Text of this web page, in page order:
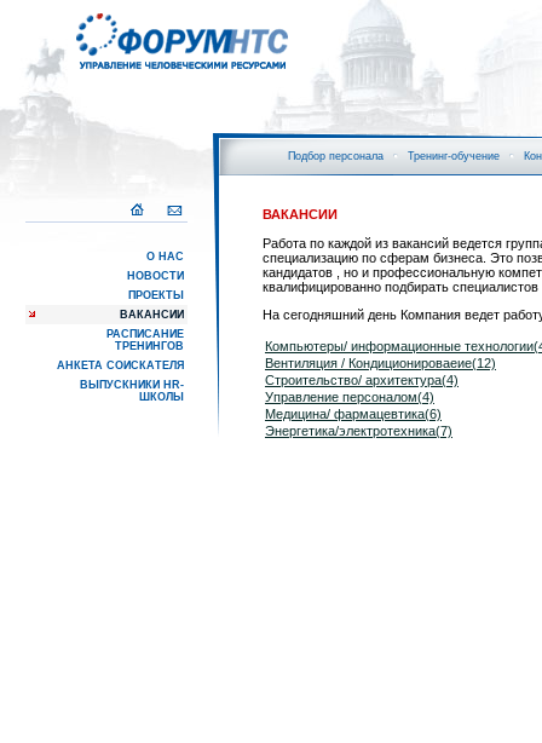
О НАС
НОВОСТИ
ПРОЕКТЫ
ВАКАНСИИ
РАСПИСАНИЕ
ТРЕНИНГОВ
АНКЕТА СОИСКАТЕЛЯ
ВЫПУСКНИКИ HR-
ШКОЛЫ
Подбор персонала Тренинг-обучение
ВАКАНСИИ
Работа по каждой из вакансий ведется
специализацию по сферам бизнеса. Это
кандидатов , но и профессиональную
квалифицированно подбирать
На сегодняшний день Компания ведет
Компьютеры/ информационные
Вентиляция / Кондиционироваеие(12)
Строительство/ архитектура(4)
Управление персоналом(4)
Медицина/ фармацевтика(6)
Энергетика/электротехника(7)